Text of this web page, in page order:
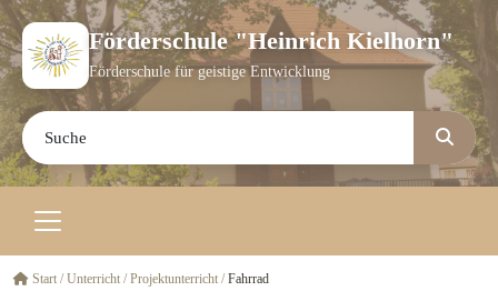
Förderschule "Heinrich Kielhorn"
Förderschule für geistige Entwicklung
Start /Unterricht /Projektunterricht /Fahrrad